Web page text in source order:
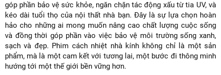
góp phần bảo vệ sức khỏe, ngăn chặn tác động xấu từ tia UV, và
kéo dài tuổi thọ của nội thất nhà bạn. Đây là sự lựa chọn hoàn
hảo cho những ai mong muốn nâng cao chất lượng cuộc sống
và đồng thời góp phần vào việc bảo vệ môi trường sống xanh,
sạch và đẹp. Phim cách nhiệt nhà kính không chỉ là một sản
phẩm, mà là một cam kết với tương lai, một bước đi thông minh
hướng tới một thế giới bền vững hơn.